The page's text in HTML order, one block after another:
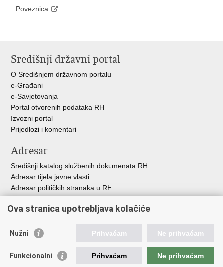
Poveznica
Središnji državni portal
O Središnjem državnom portalu
e-Građani
e-Savjetovanja
Portal otvorenih podataka RH
Izvozni portal
Prijedlozi i komentari
Adresar
Središnji katalog službenih dokumenata RH
Adresar tijela javne vlasti
Adresar političkih stranaka u RH
Besplatni telefoni javne uprave
Važne poveznice
Vlada Republike Hrvatske
Ova stranica upotrebljava kolačiće
Nužni Prihvaćam Ne prihvaćam
Funkcionalni Prihvaćam Ne prihvaćam